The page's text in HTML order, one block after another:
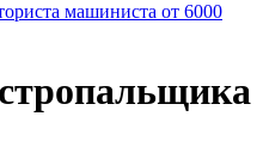
машиниста от 6000